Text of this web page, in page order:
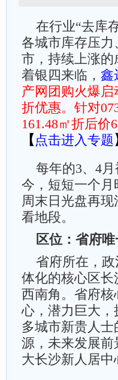
在行业“去库
各城市库存压
市，持续上涨的
着银四来临， 鑫
产网团购火爆启
折优惠。针对
161.48㎡折后价
【 点击进入专题
每年的3、4月
今，短短一个
周末日光盘再
看地段。
区位：省府
省府所在，政
体化的核心区
西南角。省府
心，潜力巨大
多城市新贵人
源，未来发展
大长沙新人居中